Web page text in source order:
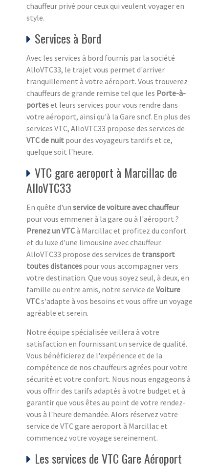
chauffeur privé pour ceux qui veulent voyager en
style.
Services à Bord
Avec les services à bord fournis par la société
AlloVTC33, le trajet vous permet d'arriver
tranquillement à votre aéroport. Vous trouverez
chauffeurs de grande remise tel que les Porte-à-
porteset leurs services pour vous rendre dans
votre aéroport, ainsi qu'à la Gare sncf. En plus des
services VTC, AlloVTC33 propose des services de
VTC de nuit pour des voyageurs tardifs et ce,
quelque soit l'heure.
VTC gare aeroport à Marcillac de
AlloVTC33
En quête d'un service de voiture avec chauffeur
pour vous emmener à la gare ou à l'aéroport ?
Prenez un VTCà Marcillac et profitez du confort
et du luxe d'une limousine avec chauffeur.
AlloVTC33 propose des services de transport
toutes distances pour vous accompagner vers
votre destination. Que vous soyez seul, à deux, en
famille ou entre amis, notre service de Voiture
VTCs'adapte à vos besoins et vous offre un voyage
agréable et serein.
Notre équipe spécialisée veillera à votre
satisfaction en fournissant un service de qualité.
Vous bénéficierez de l'expérience et de la
compétence de nos chauffeurs agrées pour votre
sécurité et votre confort. Nous nous engageons à
vous offrir des tarifs adaptés à votre budget et à
garantir que vous êtes au point de votre rendez-
vous à l'heure demandée. Alors réservez votre
service de VTC gare aeroport à Marcillac et
commencez votre voyage sereinement.
Les services de VTC Gare Aéroport